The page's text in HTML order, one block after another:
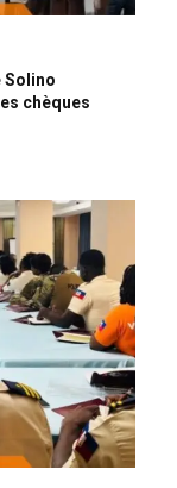
Solino
chèques